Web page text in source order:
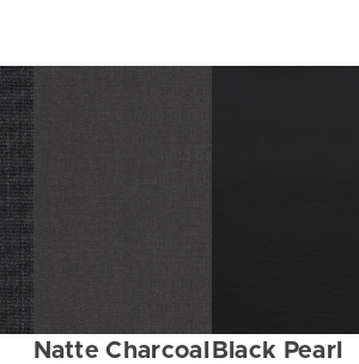
Natte Charcoal Black Pearl